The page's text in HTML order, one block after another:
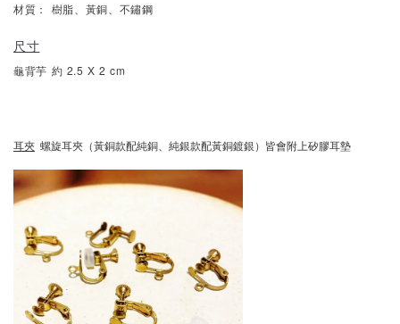
材質： 樹脂、黃銅、不鏽鋼
尺寸
龜背芋 約 2.5 X 2 cm
耳夾 螺旋耳夾（黃銅款配純銅、純銀款配黃銅鍍銀）皆會附上矽膠耳墊